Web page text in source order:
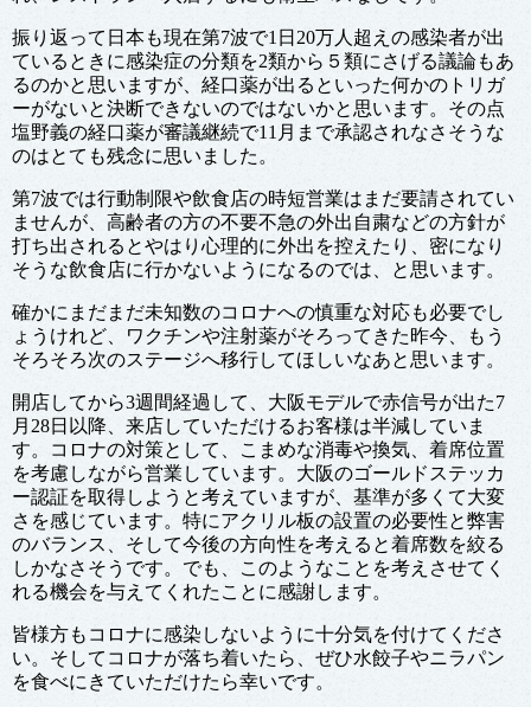
振り返って日本も現在第7波で1日20万人超えの感染者が出
ているときに感染症の分類を2類から５類にさげる議論もあ
るのかと思いますが、経口薬が出るといった何かのトリガ
ーがないと決断できないのではないかと思います。その点
塩野義の経口薬が審議継続で11月まで承認されなさそうな
のはとても残念に思いました。
第7波では行動制限や飲食店の時短営業はまだ要請されてい
ませんが、高齢者の方の不要不急の外出自粛などの方針が
打ち出されるとやはり心理的に外出を控えたり、密になり
そうな飲食店に行かないようになるのでは、と思います。
確かにまだまだ未知数のコロナへの慎重な対応も必要でし
ょうけれど、ワクチンや注射薬がそろってきた昨今、もう
そろそろ次のステージへ移行してほしいなあと思います。
開店してから3週間経過して、大阪モデルで赤信号が出た7
月28日以降、来店していただけるお客様は半減していま
す。コロナの対策として、こまめな消毒や換気、着席位置
を考慮しながら営業しています。大阪のゴールドステッカ
ー認証を取得しようと考えていますが、基準が多くて大変
さを感じています。特にアクリル板の設置の必要性と弊害
のバランス、そして今後の方向性を考えると着席数を絞る
しかなさそうです。でも、このようなことを考えさせてく
れる機会を与えてくれたことに感謝します。
皆様方もコロナに感染しないように十分気を付けてくださ
い。そしてコロナが落ち着いたら、ぜひ水餃子やニラパン
を食べにきていただけたら幸いです。